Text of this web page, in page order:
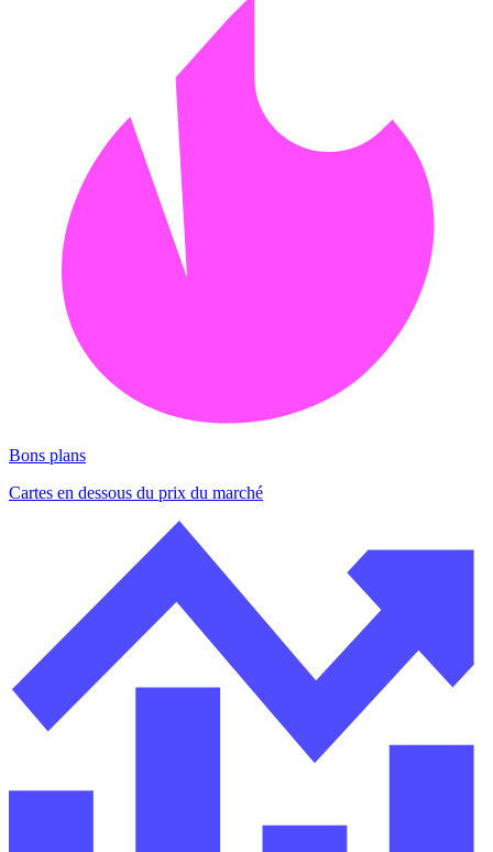
Bons plans
Cartes en dessous du prix du marché